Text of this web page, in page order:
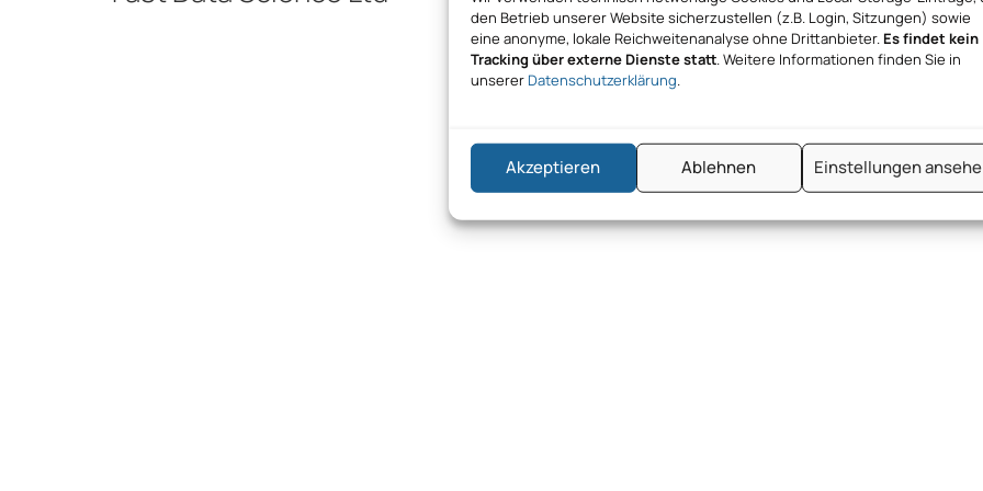
den Betrieb unserer Website sicherzustellen (z.B. Login, Sitzungen) sowie
eine anonyme, lokale Reichweitenanalyse ohne Drittanbieter. Es findet kein
Tracking über externe Dienste statt. Weitere Informationen finden Sie in
unserer Datenschutzerklärung.
Akzeptieren Ablehnen Einstellungen